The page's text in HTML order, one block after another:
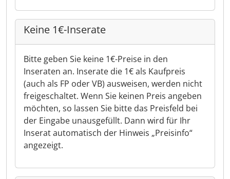
Keine 1€-Inserate
Bitte geben Sie keine 1€-Preise in den
Inseraten an. Inserate die 1€ als Kaufpreis
(auch als FP oder VB) ausweisen, werden nicht
freigeschaltet. Wenn Sie keinen Preis angeben
möchten, so lassen Sie bitte das Preisfeld bei
der Eingabe unausgefüllt. Dann wird für Ihr
Inserat automatisch der Hinweis „Preisinfo“
angezeigt.